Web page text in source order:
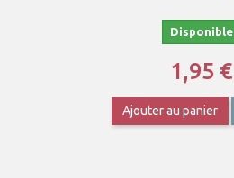
Disponible
1,95 €
Ajouter au panier